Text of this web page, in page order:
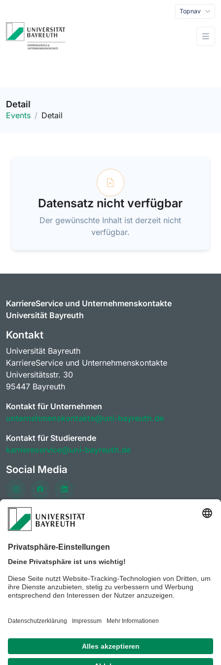
Topnav
Detail
Events Detail
Datensatz nicht verfügbar
Der gewünschte Inhalt ist derzeit nicht
verfügbar.
KarriereService und Unternehmenskontakte
Universität Bayreuth
Kontakt
Universität Bayreuth
KarriereService und Unternehmenskontakte
Universitätsstr. 30
95447 Bayreuth
Kontakt für Unternehmen
unternehmenskontakte@uni-bayreuth.de
Kontakt für Studierende
karriereservice@uni-bayreuth.de
Social Media
Häufig besuchte Seiten
AlumniPortal der Universität Bayreuth
KarriereForum der Universität Bayreuth
Stellenportal der Universität Bayreuth
BeyondBayreuth - Podcasts zur Berufsorientierung
der Universität Bayreuth
Barrierefreiheitserklärung